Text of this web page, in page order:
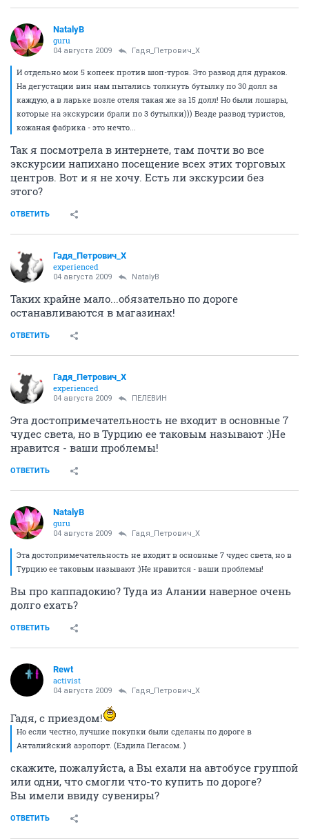
NatalyB
guru
04 августа 2009 Гадя_Петрович_Х
И отдельно мои 5 копеек против шоп-туров. Это развод для дураков.
На дегустации вин нам пытались толкнуть бутылку по 30 долл за
каждую, а в ларьке возле отеля такая же за 15 долл! Но были лошары,
которые на экскурсии брали по 3 бутылки))) Везде развод туристов,
кожаная фабрика - это нечто...
Так я посмотрела в интернете, там почти во все
экскурсии напихано посещение всех этих торговых
центров. Вот и я не хочу. Есть ли экскурсии без
этого?
ОТВЕТИТЬ
Гадя_Петрович_Х
experienced
04 августа 2009 NatalyB
Таких крайне мало...обязательно по дороге
останавливаются в магазинах!
ОТВЕТИТЬ
Гадя_Петрович_Х
experienced
04 августа 2009 ПЕЛЕВИН
Эта достопримечательность не входит в основные 7
чудес света, но в Турцию ее таковым называют :)Не
нравится - ваши проблемы!
ОТВЕТИТЬ
NatalyB
guru
04 августа 2009 Гадя_Петрович_Х
Эта достопримечательность не входит в основные 7 чудес света, но в
Турцию ее таковым называют :)Не нравится - ваши проблемы!
Вы про каппадокию? Туда из Алании наверное очень
долго ехать?
ОТВЕТИТЬ
Rewt
activist
04 августа 2009 Гадя_Петрович_Х
Гадя, с приездом!
Но если честно, лучшие покупки были сделаны по дороге в
Анталийский аэропорт. (Ездила Пегасом. )
скажите, пожалуйста, а Вы ехали на автобусе группой
или одни, что смогли что-то купить по дороге?
Вы имели ввиду сувениры?
ОТВЕТИТЬ